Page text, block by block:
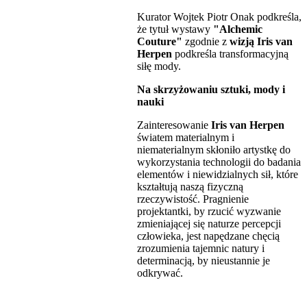
Kurator Wojtek Piotr Onak podkreśla,
że ​​tytuł wystawy "Alchemic
Couture" zgodnie z wizją Iris van
Herpen podkreśla transformacyjną
siłę mody.
Na skrzyżowaniu sztuki, mody i
nauki
Zainteresowanie Iris van Herpen
światem materialnym i
niematerialnym skłoniło artystkę do
wykorzystania technologii do badania
elementów i niewidzialnych sił, które
kształtują naszą fizyczną
rzeczywistość. Pragnienie
projektantki, by rzucić wyzwanie
zmieniającej się naturze percepcji
człowieka, jest napędzane chęcią
zrozumienia tajemnic natury i
determinacją, by nieustannie je
odkrywać.